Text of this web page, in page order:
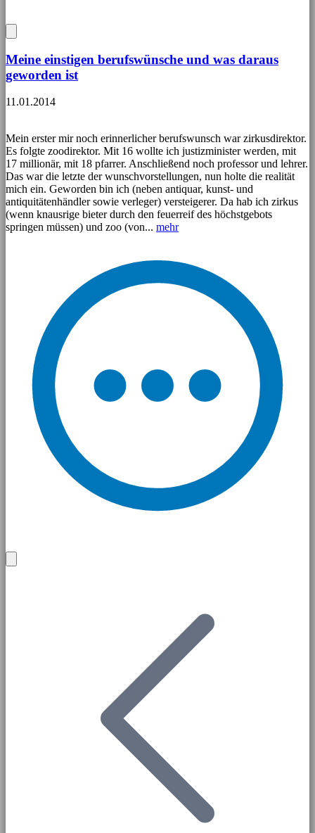
Meine einstigen berufswünsche und was daraus
geworden ist
11.01.2014
Mein erster mir noch erinnerlicher berufswunsch war zirkusdirektor.
Es folgte zoodirektor. Mit 16 wollte ich justizminister werden, mit
17 millionär, mit 18 pfarrer. Anschließend noch professor und lehrer.
Das war die letzte der wunschvorstellungen, nun holte die realität
mich ein. Geworden bin ich (neben antiquar, kunst- und
antiquitätenhändler sowie verleger) versteigerer. Da hab ich zirkus
(wenn knausrige bieter durch den feuerreif des höchstgebots
springen müssen) und zoo (von... mehr